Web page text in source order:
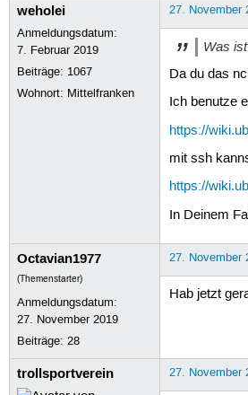
weholei
Anmeldungsdatum:
7. Februar 2019
Beiträge: 1067
Wohnort: Mittelfranken
27. November
Was
Da du das
Ich benutze
https://
mit ssh
https://
In Deinem
Octavian1977
(Themenstarter)
Anmeldungsdatum:
27. November 2019
Beiträge:28
27. November
Hab jetzt
trollsportverein 27. November